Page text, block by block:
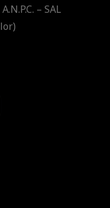
– SAL